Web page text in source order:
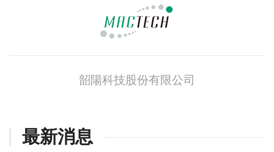
韶陽科技股份有限公司
最新消息